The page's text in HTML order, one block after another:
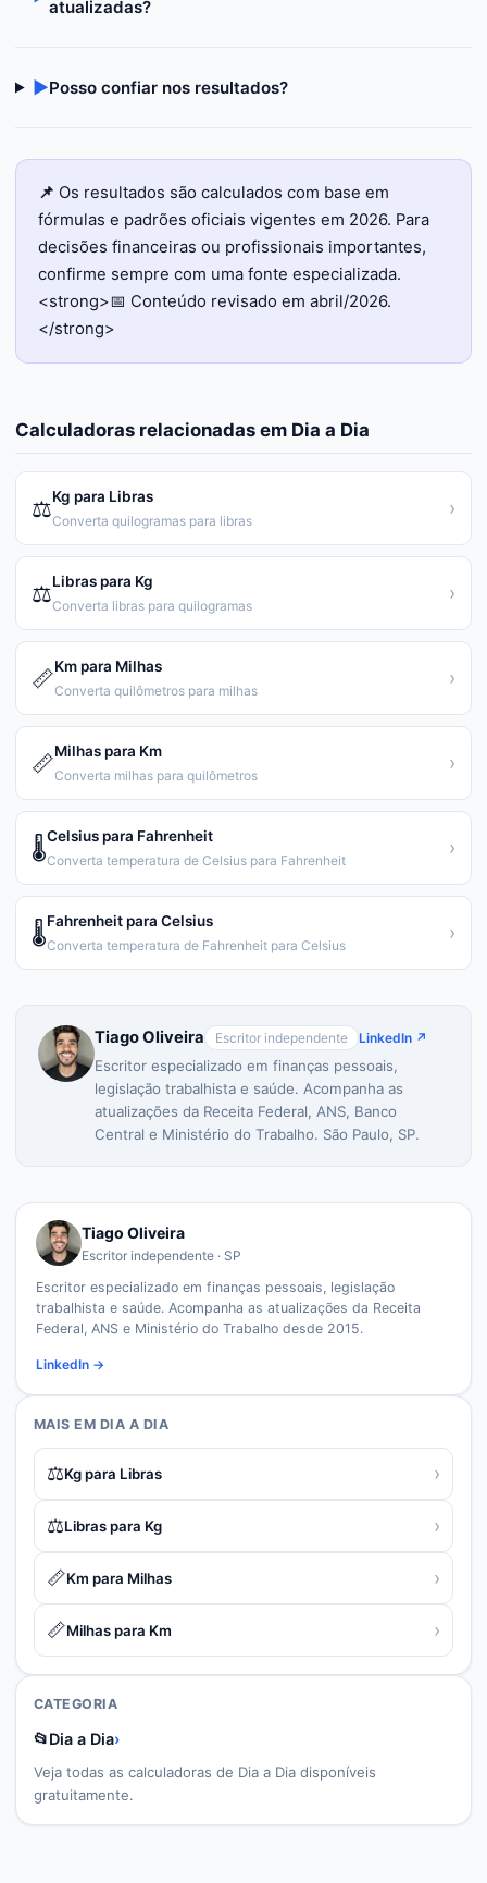
atualizadas?
▶Posso confiar nos resultados?
📌 Os resultados são calculados com base em
fórmulas e padrões oficiais vigentes em 2026. Para
decisões financeiras ou profissionais importantes,
confirme sempre com uma fonte especializada.
<strong>📅 Conteúdo revisado em abril/2026.
</strong>
Calculadoras relacionadas em Dia a Dia
⚖️Kg para Libras
Converta quilogramas para libras
›
⚖️Libras para Kg
Converta libras para quilogramas
›
📏Km para Milhas
Converta quilômetros para milhas
›
📏Milhas para Km
Converta milhas para quilômetros
›
🌡️Celsius para Fahrenheit
Converta temperatura de Celsius para Fahrenheit
›
🌡️Fahrenheit para Celsius
Converta temperatura de Fahrenheit para Celsius
›
Tiago Oliveira Escritor independente LinkedIn ↗
Escritor especializado em finanças pessoais,
legislação trabalhista e saúde. Acompanha as
atualizações da Receita Federal, ANS, Banco
Central e Ministério do Trabalho. São Paulo, SP.
Tiago Oliveira
Escritor independente · SP
Escritor especializado em finanças pessoais, legislação
trabalhista e saúde. Acompanha as atualizações da Receita
Federal, ANS e Ministério do Trabalho desde 2015.
LinkedIn →
MAIS EM DIA A DIA
⚖️Kg para Libras ›
⚖️Libras para Kg ›
📏Km para Milhas ›
📏Milhas para Km ›
CATEGORIA
📂Dia a Dia›
Veja todas as calculadoras de Dia a Dia disponíveis
gratuitamente.